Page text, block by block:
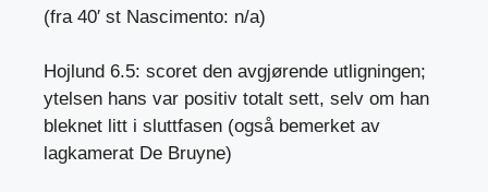
(fra 40′ st Nascimento: n/a)
Hojlund 6.5: scoret den avgjørende utligningen;
ytelsen hans var positiv totalt sett, selv om han
bleknet litt i sluttfasen (også bemerket av
lagkamerat De Bruyne)